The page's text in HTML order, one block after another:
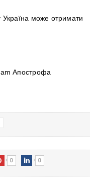
Україна може отримати
Апострофа
0 0